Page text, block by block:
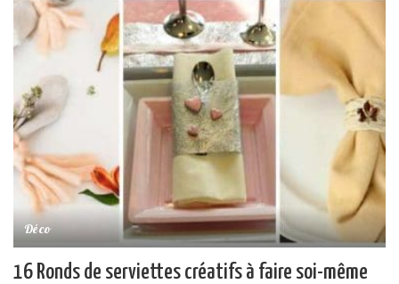
Déco
16 Ronds de serviettes créatifs à faire soi-même